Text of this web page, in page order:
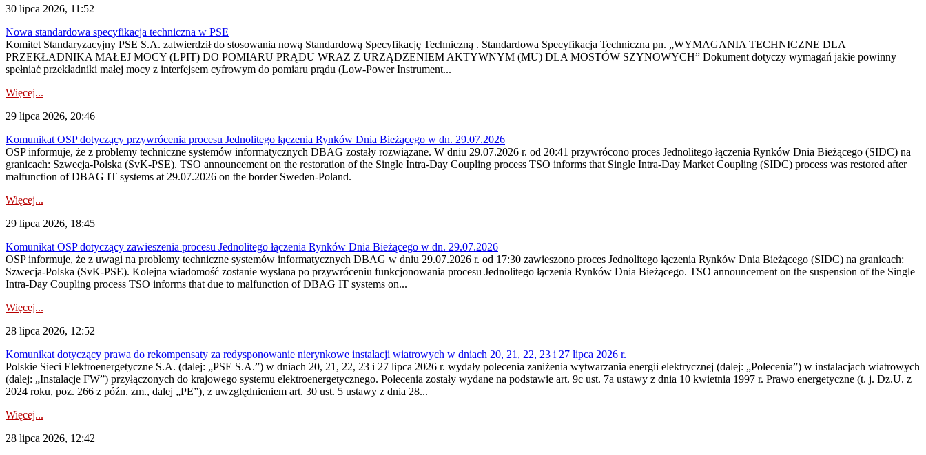
30 lipca 2026, 11:52
Nowa standardowa specyfikacja techniczna w PSE
Komitet Standaryzacyjny PSE S.A. zatwierdził do stosowania nową Standardową Specyfikację Techniczną . Standardowa Specyfikacja Techniczna pn. „WYMAGANIA TECHNICZNE DLA
PRZEKŁADNIKA MAŁEJ MOCY (LPIT) DO POMIARU PRĄDU WRAZ Z URZĄDZENIEM AKTYWNYM (MU) DLA MOSTÓW SZYNOWYCH” Dokument dotyczy wymagań jakie powinny
spełniać przekładniki małej mocy z interfejsem cyfrowym do pomiaru prądu (Low-Power Instrument...
Więcej...
29 lipca 2026, 20:46
Komunikat OSP dotyczący przywrócenia procesu Jednolitego łączenia Rynków Dnia Bieżącego w dn. 29.07.2026
OSP informuje, że z problemy techniczne systemów informatycznych DBAG zostały rozwiązane. W dniu 29.07.2026 r. od 20:41 przywrócono proces Jednolitego łączenia Rynków Dnia Bieżącego (SIDC) na
granicach: Szwecja-Polska (SvK-PSE). TSO announcement on the restoration of the Single Intra-Day Coupling process TSO informs that Single Intra-Day Market Coupling (SIDC) process was restored after
malfunction of DBAG IT systems at 29.07.2026 on the border Sweden-Poland.
Więcej...
29 lipca 2026, 18:45
Komunikat OSP dotyczący zawieszenia procesu Jednolitego łączenia Rynków Dnia Bieżącego w dn. 29.07.2026
OSP informuje, że z uwagi na problemy techniczne systemów informatycznych DBAG w dniu 29.07.2026 r. od 17:30 zawieszono proces Jednolitego łączenia Rynków Dnia Bieżącego (SIDC) na granicach:
Szwecja-Polska (SvK-PSE). Kolejna wiadomość zostanie wysłana po przywróceniu funkcjonowania procesu Jednolitego łączenia Rynków Dnia Bieżącego. TSO announcement on the suspension of the Single
Intra-Day Coupling process TSO informs that due to malfunction of DBAG IT systems on...
Więcej...
28 lipca 2026, 12:52
Komunikat dotyczący prawa do rekompensaty za redysponowanie nierynkowe instalacji wiatrowych w dniach 20, 21, 22, 23 i 27 lipca 2026 r.
Polskie Sieci Elektroenergetyczne S.A. (dalej: „PSE S.A.”) w dniach 20, 21, 22, 23 i 27 lipca 2026 r. wydały polecenia zaniżenia wytwarzania energii elektrycznej (dalej: „Polecenia”) w instalacjach wiatrowych
(dalej: „Instalacje FW”) przyłączonych do krajowego systemu elektroenergetycznego. Polecenia zostały wydane na podstawie art. 9c ust. 7a ustawy z dnia 10 kwietnia 1997 r. Prawo energetyczne (t. j. Dz.U. z
2024 roku, poz. 266 z późn. zm., dalej „PE”), z uwzględnieniem art. 30 ust. 5 ustawy z dnia 28...
Więcej...
28 lipca 2026, 12:42